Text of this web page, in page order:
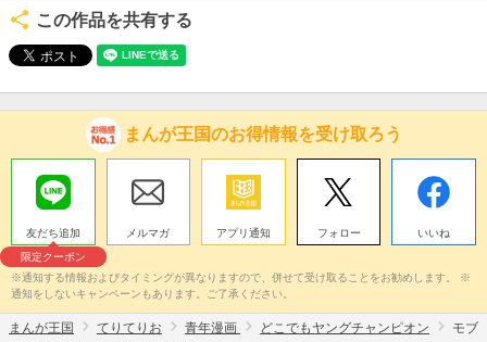
この作品を共有する
まんが王国のお得情報を受け取ろう
友だち追加
限定クーポン
メルマガ アプリ通知 フォロー いいね
※通知する情報およびタイミングが異なりますので、併せて受け取ることをお勧めします。 ※
通知をしないキャンペーンもあります。ご了承ください。
まんが王国 てりてりお 青年漫画 どこでもヤングチャンピオン
モブ